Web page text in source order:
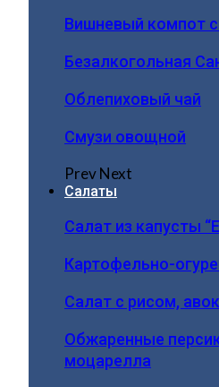
Вишневый компот
Безалкогольная
Облепиховый чай
Смузи овощной
PrevNext
Салаты
Салат из капусты
Картофельно-
Салат с рисом,
Обжаренные
моцарелла